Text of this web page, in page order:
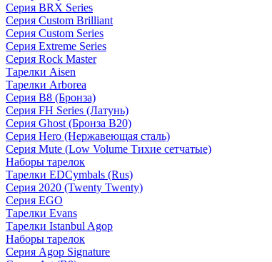
Серия BRX Series
Серия Custom Brilliant
Серия Custom Series
Серия Extreme Series
Серия Rock Master
Тарелки Aisen
Тарелки Arborea
Серия B8 (Бронза)
Серия FH Series (Латунь)
Серия Ghost (Бронза B20)
Серия Hero (Нержавеющая сталь)
Серия Mute (Low Volume Тихие сетчатые)
Наборы тарелок
Тарелки EDCymbals (Rus)
Серия 2020 (Twenty Twenty)
Серия EGO
Тарелки Evans
Тарелки Istanbul Agop
Наборы тарелок
Серия Agop Signature